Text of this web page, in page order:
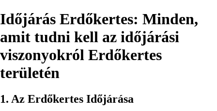
Időjárás Erdőkertes: Minden,
amit tudni kell az időjárási
viszonyokról Erdőkertes
területén
1. Az Erdőkertes Időjárása